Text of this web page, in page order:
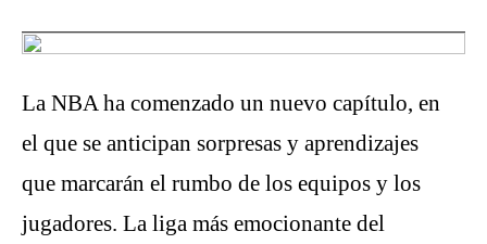
La NBA ha comenzado un nuevo capítulo, en
el que se anticipan sorpresas y aprendizajes
que marcarán el rumbo de los equipos y los
jugadores. La liga más emocionante del